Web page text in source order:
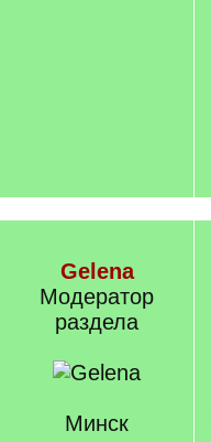
Gelena
Модератор
раздела
Минск